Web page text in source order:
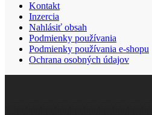
Kontakt
Inzercia
Nahlásiť obsah
Podmienky používania
Podmienky používania e-shopu
Ochrana osobných údajov